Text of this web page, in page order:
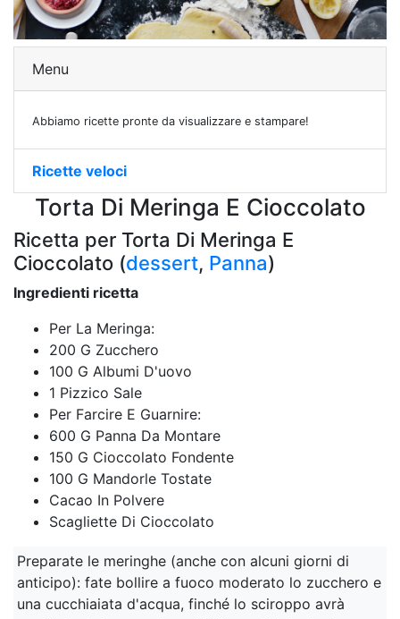
Menu
Abbiamo ricette pronte da visualizzare e stampare!
Ricette veloci
Torta Di Meringa E Cioccolato
Ricetta per Torta Di Meringa E
Cioccolato (dessert, Panna)
Ingredienti ricetta
Per La Meringa:
200 G Zucchero
100 G Albumi D'uovo
1 Pizzico Sale
Per Farcire E Guarnire:
600 G Panna Da Montare
150 G Cioccolato Fondente
100 G Mandorle Tostate
Cacao In Polvere
Scagliette Di Cioccolato
Preparate le meringhe (anche con alcuni giorni di
anticipo): fate bollire a fuoco moderato lo zucchero e
una cucchiaiata d'acqua, finché lo sciroppo avrà